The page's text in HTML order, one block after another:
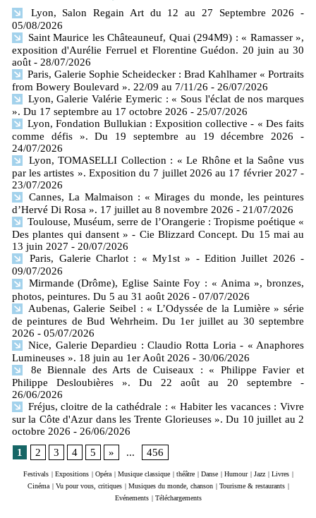
Lyon, Salon Regain Art du 12 au 27 Septembre 2026
-
05/08/2026
Saint Maurice les Châteauneuf, Quai (294M9) : « Ramasser »,
exposition d'Aurélie Ferruel et Florentine Guédon. 20 juin au 30
août - 28/07/2026
Paris, Galerie Sophie Scheidecker : Brad Kahlhamer « Portraits
from Bowery Boulevard ». 22/09 au 7/11/26 - 26/07/2026
Lyon, Galerie Valérie Eymeric : « Sous l'éclat de nos marques
». Du 17 septembre au 17 octobre 2026 - 25/07/2026
Lyon, Fondation Bullukian : Exposition collective - « Des faits
comme défis ». Du 19 septembre au 19 décembre 2026
-
24/07/2026
Lyon, TOMASELLI Collection : « Le Rhône et la Saône vus
par les artistes ». Exposition du 7 juillet 2026 au 17 février 2027 -
23/07/2026
Cannes, La Malmaison : « Mirages du monde, les peintures
d’Hervé Di Rosa ». 17 juillet au 8 novembre 2026 - 21/07/2026
Toulouse, Muséum, serre de l’Orangerie : Tropisme poétique «
Des plantes qui dansent » - Cie Blizzard Concept. Du 15 mai au
13 juin 2027 - 20/07/2026
Paris, Galerie Charlot : « My1st » - Edition Juillet 2026 -
09/07/2026
Mirmande (Drôme), Eglise Sainte Foy : « Anima », bronzes,
photos, peintures. Du 5 au 31 août 2026 - 07/07/2026
Aubenas, Galerie Seibel : « L’Odyssée de la Lumière » série
de peintures de Bud Wehrheim. Du 1er juillet au 30 septembre
2026 - 05/07/2026
Nice, Galerie Depardieu : Claudio Rotta Loria - « Anaphores
Lumineuses ». 18 juin au 1er Août 2026 - 30/06/2026
8e Biennale des Arts de Cuiseaux : « Philippe Favier et
Philippe Desloubières ». Du 22 août au 20 septembre
-
26/06/2026
Fréjus, cloitre de la cathédrale : « Habiter les vacances : Vivre
sur la Côte d'Azur dans les Trente Glorieuses ». Du 10 juillet au 2
octobre 2026 - 26/06/2026
1
2 3 4 5 » ... 456
Festivals | Expositions | Opéra | Musique classique | théâtre | Danse | Humour | Jazz | Livres |
Cinéma | Vu pour vous, critiques | Musiques du monde, chanson | Tourisme & restaurants |
Evénements | Téléchargements